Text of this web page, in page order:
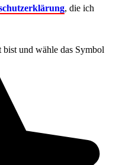
, die ich
bist und wähle das Symbol